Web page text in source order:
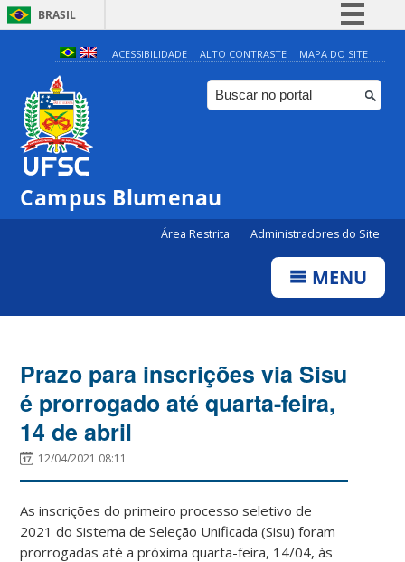
BRASIL
Simplifique!
Comunica BR
Participe
ACESSIBILIDADE ALTO CONTRASTE MAPA DO SITE
Campus Blumenau
Área Restrita Administradores do Site
MENU
Prazo para inscrições via Sisu
é prorrogado até quarta-feira,
14 de abril
12/04/2021 08:11
As inscrições do primeiro processo seletivo de
2021 do Sistema de Seleção Unificada (Sisu) foram
prorrogadas até a próxima quarta-feira, 14/04, às